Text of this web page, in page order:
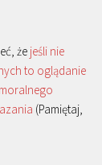
że jeśli nie
to oglądanie
(Pamiętaj,